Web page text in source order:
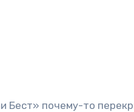
Бест» почему-то